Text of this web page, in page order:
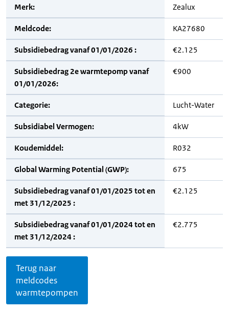
Merk: Zealux
Meldcode: KA27680
Subsidiebedrag vanaf 01/01/2026 : €2.125
Subsidiebedrag 2e warmtepomp vanaf
01/01/2026:
€900
Categorie: Lucht-Water
Subsidiabel Vermogen: 4kW
Koudemiddel: R032
Global Warming Potential (GWP): 675
Subsidiebedrag vanaf 01/01/2025 tot en
met 31/12/2025 :
€2.125
Subsidiebedrag vanaf 01/01/2024 tot en
met 31/12/2024 :
€2.775
Terug naar
meldcodes
warmtepompen